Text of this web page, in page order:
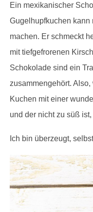
Ein mexikanischer
Gugelhupfkuchen kann
machen. Er schmeckt
mit tiefgefrorenen
Schokolade sind ein
zusammengehört.
Kuchen mit einer
und der nicht zu süß
Ich bin überzeugt,